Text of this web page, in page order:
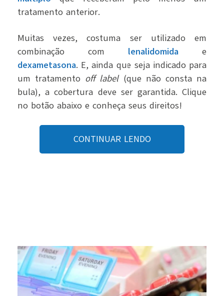
tratamento anterior.
Muitas vezes, costuma ser utilizado em
combinação com lenalidomida e
dexametasona. E, ainda que seja indicado para
um tratamento off label(que não consta na
bula), a cobertura deve ser garantida. Clique
no botão abaixo e conheça seus direitos!
CONTINUAR LENDO